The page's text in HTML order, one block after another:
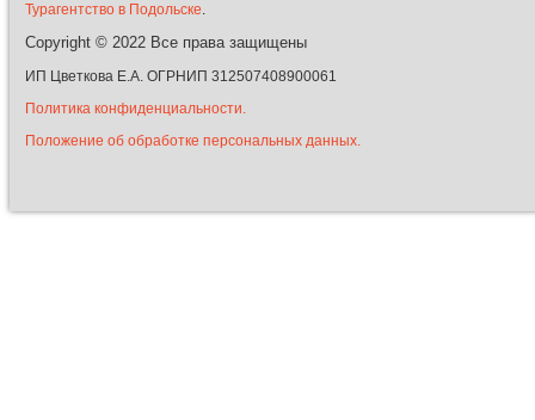
Турагентство в Подольске.
Copyright © 2022 Все права защищены
ИП Цветкова Е.А. ОГРНИП 312507408900061
Политика конфиденциальности.
Положение об обработке персональных данных.